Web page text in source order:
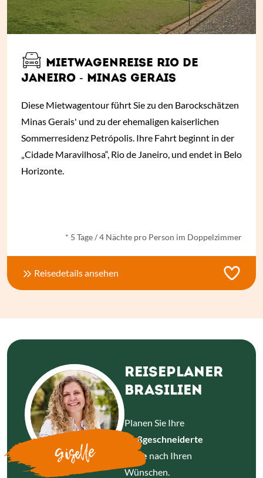
MIETWAGENREISE RIO DE
JANEIRO - MINAS GERAIS
Diese Mietwagentour führt Sie zu den Barockschätzen
Minas Gerais' und zu der ehemaligen kaiserlichen
Sommerresidenz Petrópolis. Ihre Fahrt beginnt in der
„Cidade Maravilhosa“, Rio de Janeiro, und endet in Belo
Horizonte.
* 5 Tage / 4 Nächte pro Person im Doppelzimmer
Reisedetails ansehen
Giselle
REISEPLANER
BRASILIEN
Planen Sie Ihre
maßgeschneiderte
Reise nach Ihren
Wünschen.